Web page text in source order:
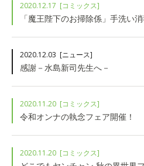
2020.12.17 [コミックス]
「魔王陛下のお掃除係」手洗い
2020.12.03 [ニュース]
感謝－水島新司先生へ－
2020.11.20 [コミックス]
令和オンナの執念フェア開催！
2020.11.20 [コミックス]